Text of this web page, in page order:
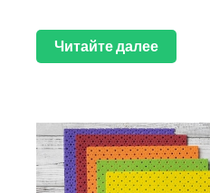
Читайте далее